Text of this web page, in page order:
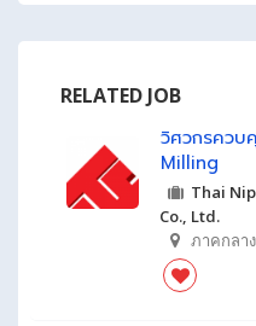
RELATED JOB
วิศวกรควบ
Milling
Thai
Co., Ltd.
ภาคกลาง